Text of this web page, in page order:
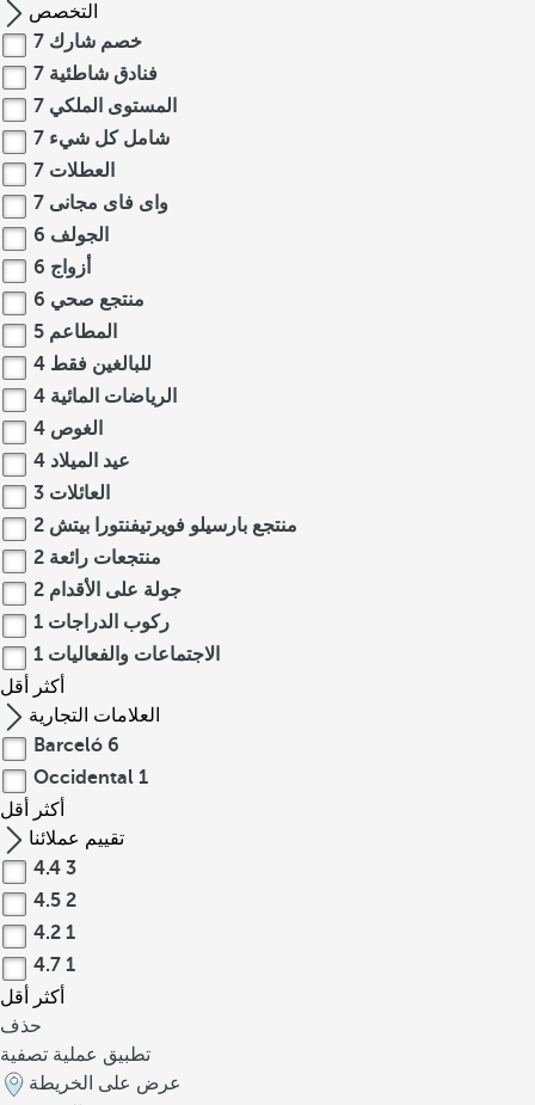
التخصص
خصم شارك 7
فنادق شاطئية 7
المستوى الملكي 7
شامل كل شيء 7
العطلات 7
واى فاى مجانى 7
الجولف 6
أزواج 6
منتجع صحي 6
المطاعم 5
للبالغين فقط 4
الرياضات المائية 4
الغوص 4
عيد الميلاد 4
العائلات 3
منتجع بارسيلو فويرتيفنتورا بيتش 2
منتجعات رائعة 2
جولة على الأقدام 2
ركوب الدراجات 1
الاجتماعات والفعاليات 1
أكثر
أقل
العلامات التجارية
Barceló 6
Occidental 1
أكثر
أقل
تقييم عملائنا
4.4 3
4.5 2
4.2 1
4.7 1
أكثر
أقل
حذف
تطبيق عملية تصفية
عرض على الخريطة